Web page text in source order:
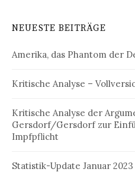
n
c
:
NEUESTE BEITRÄGE
Amerika, das Phantom der
Kritische Analyse –
Kritische Analyse der
Gersdorf/Gersdorf zur
Impfpflicht
Statistik-Update Januar 2023